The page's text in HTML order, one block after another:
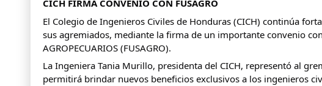
CICH FIRMA CONVENIO CON FUSAGRO
El Colegio de Ingenieros Civiles de Honduras (CICH) continúa
sus agremiados, mediante la firma de un importante convenio con
AGROPECUARIOS (FUSAGRO).
La Ingeniera Tania Murillo, presidenta del CICH, representó al
permitirá brindar nuevos beneficios exclusivos a los ingenieros